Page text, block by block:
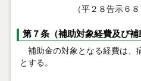
（平２８告示６
第７条（補助対象経費及び補
補助金の対象となる経費は、
とする。